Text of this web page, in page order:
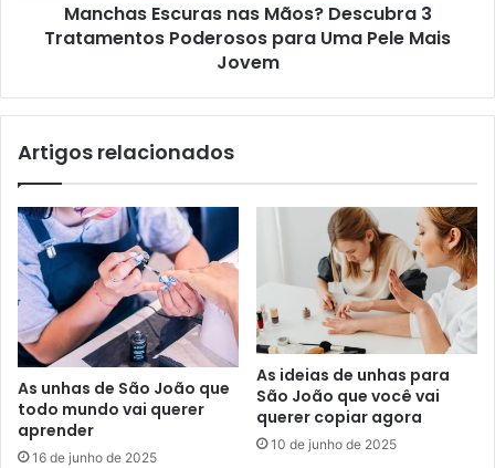
Manchas Escuras nas Mãos? Descubra 3
Tratamentos Poderosos para Uma Pele Mais
Jovem
Artigos relacionados
As unhas de São João que
todo mundo vai querer
aprender
16 de junho de 2025
As ideias de unhas para
São João que você vai
querer copiar agora
10 de junho de 2025